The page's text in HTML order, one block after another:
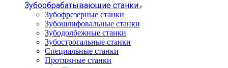
Зубообрабатывающие станки
Зубофрезерные станки
Зубошлифовальные станки
Зубодолбежные станки
Зубострогальные станки
Специальные станки
Протяжные станки